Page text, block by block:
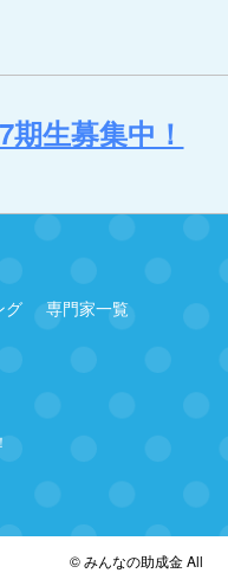
生募集中！
グ
専門家一覧
© みんなの助成金 All